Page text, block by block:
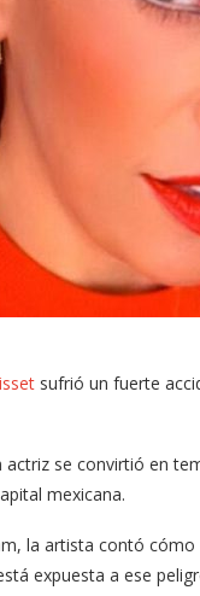
sufrió un fuerte
se convirtió en
mexicana.
la artista contó
expuesta a ese